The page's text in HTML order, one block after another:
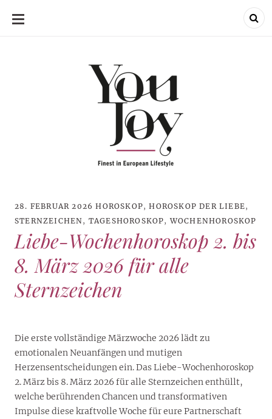
SKIP
28. FEBRUAR 2026 HOROSKOP,HOROSKOP DER LIEBE,
STERNZEICHEN, TAGESHOROSKOP,WOCHENHOROSKOP
Liebe-Wochenhoroskop 2. bis
8. März 2026 für alle
Sternzeichen
Die erste vollständige Märzwoche 2026 lädt zu
emotionalen Neuanfängen und mutigen
Herzensentscheidungen ein. Das Liebe-Wochenhoroskop
2. März bis 8. März 2026 für alle Sternzeichen enthüllt,
welche berührenden Chancen und transformativen
Impulse diese kraftvolle Woche für eure Partnerschaft